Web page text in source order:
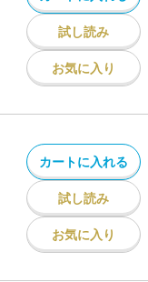
試し読み
お気に入り
カートに入れる
試し読み
お気に入り